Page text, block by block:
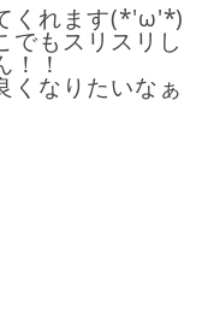
くれます(*'ω'*)
でもスリスリし
！！
くなりたいなぁ